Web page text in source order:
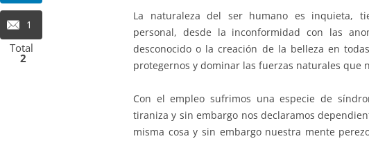
La naturaleza del ser humano es inquieta,
personal, desde la inconformidad con las
desconocido o la creación de la belleza en
protegernos y dominar las fuerzas naturales que
Con el empleo sufrimos una especie de
tiraniza y sin embargo nos declaramos
misma cosa y sin embargo nuestra mente
1
Total
2